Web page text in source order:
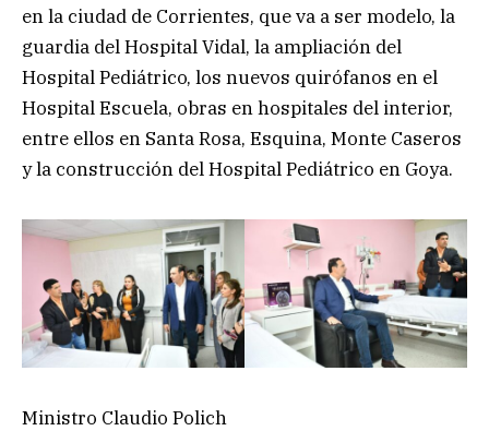
en la ciudad de Corrientes, que va a ser modelo, la
guardia del Hospital Vidal, la ampliación del
Hospital Pediátrico, los nuevos quirófanos en el
Hospital Escuela, obras en hospitales del interior,
entre ellos en Santa Rosa, Esquina, Monte Caseros
y la construcción del Hospital Pediátrico en Goya.
Ministro Claudio Polich